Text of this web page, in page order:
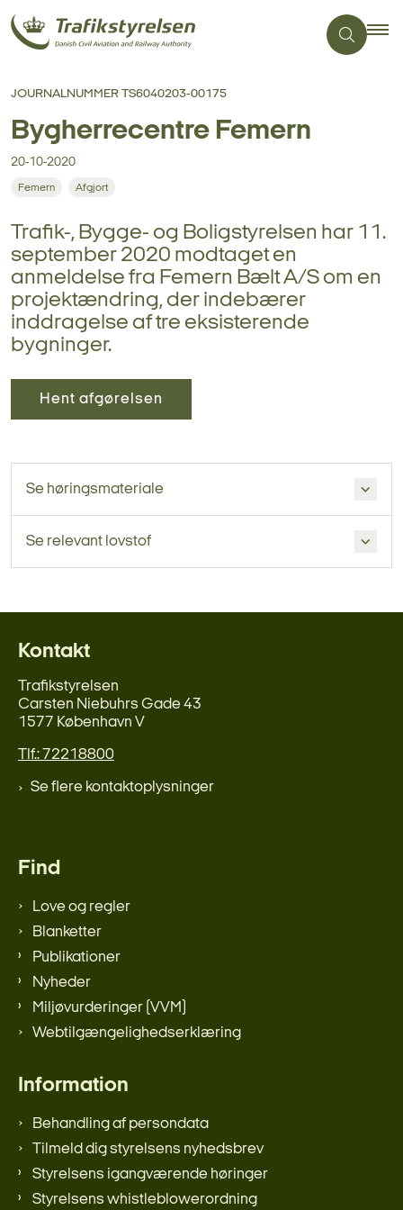
JOURNALNUMMER TS6040203-00175
Bygherrecentre Femern
20-10-2020
Femern Afgjort
Trafik-, Bygge- og Boligstyrelsen har 11.
september 2020 modtaget en
anmeldelse fra Femern Bælt A/S om en
projektændring, der indebærer
inddragelse af tre eksisterende
bygninger.
Hent afgørelsen
Se høringsmateriale
Se relevant lovstof
Kontakt
Trafikstyrelsen
Carsten Niebuhrs Gade 43
1577 København V
Tlf.: 72218800
Se flere kontaktoplysninger
Find
Love og regler
Blanketter
Publikationer
Nyheder
Miljøvurderinger (VVM)
Webtilgængelighedserklæring
Information
Behandling af persondata
Tilmeld dig styrelsens nyhedsbrev
Styrelsens igangværende høringer
Styrelsens whistleblowerordning